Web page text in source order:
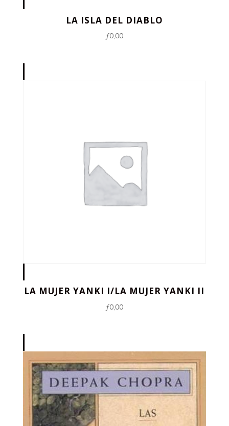
LA ISLA DEL DIABLO
ƒ0,00
LA MUJER YANKI I/LA MUJER YANKI II
ƒ0,00